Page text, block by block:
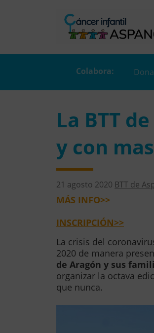
Dona
La BTT
y con
21 agosto 2020 BTT de
MÁS INFO>>
INSCRIPCIÓN>>
La crisis del
2020 de manera
de Aragón y sus
organizar la octava
que nunca.